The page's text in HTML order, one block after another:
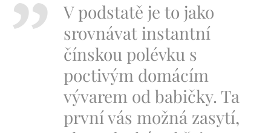
V podstatě je to jako
srovnávat instantní
čínskou polévku s
poctivým domácím
vývarem od babičky. Ta
první vás možná zasytí,